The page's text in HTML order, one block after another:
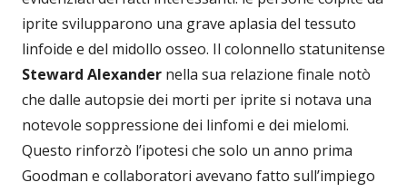
iprite svilupparono una grave aplasia del tessuto
linfoide e del midollo osseo. Il colonnello statunitense
Steward Alexander nella sua relazione finale notò
che dalle autopsie dei morti per iprite si notava una
notevole soppressione dei linfomi e dei mielomi.
Questo rinforzò l’ipotesi che solo un anno prima
Goodman e collaboratori avevano fatto sull’impiego